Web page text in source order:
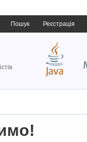
Пошук Реєстрація